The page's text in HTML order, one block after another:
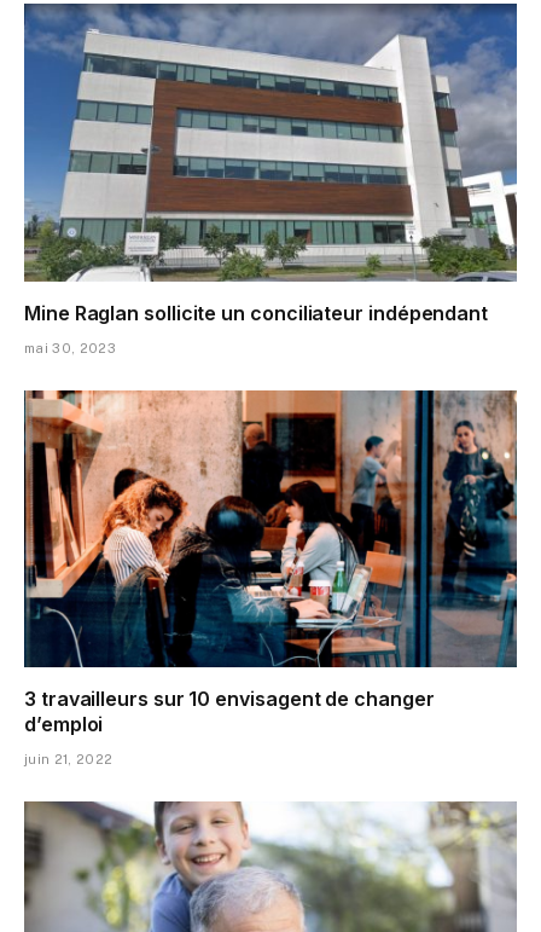
Mine Raglan sollicite un conciliateur indépendant
mai 30, 2023
3 travailleurs sur 10 envisagent de changer
d’emploi
juin 21, 2022